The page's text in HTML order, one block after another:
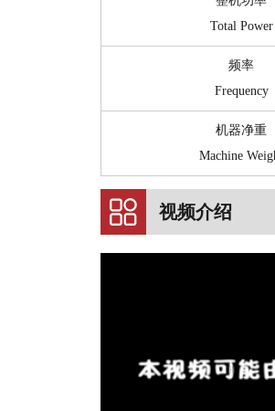
Total Power
频率
Frequency
机器净重
Machine
视频介绍